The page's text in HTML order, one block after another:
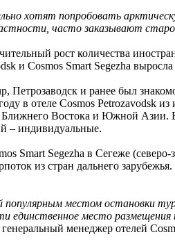
хотят попробовать
часто заказывают
рост количества
и Cosmos Smart Segezha
Петрозаводск и ранее был
в отеле Cosmos Petrozavodsk
Ближнего Востока и Южной Азии.
– индивидуальные.
Smart Segezha в Сегеже
из стран дальнего
местом остановки
единственное место
менеджер отелей